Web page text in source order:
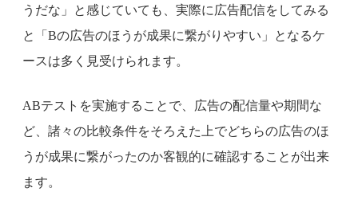
うだな」と感じていても、実際に広告配信をしてみる
と「Bの広告のほうが成果に繋がりやすい」となるケ
ースは多く見受けられます。
ABテストを実施することで、広告の配信量や期間な
ど、諸々の比較条件をそろえた上でどちらの広告のほ
うが成果に繋がったのか客観的に確認することが出来
ます。